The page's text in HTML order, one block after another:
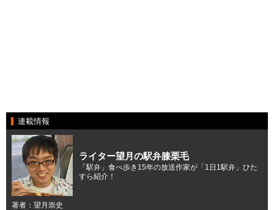
連載情報
ライター望月の駅弁膝栗毛
「駅弁」食べ歩き15年の放送作家が「1日1駅弁」ひた
すら紹介！
著者：望月崇史